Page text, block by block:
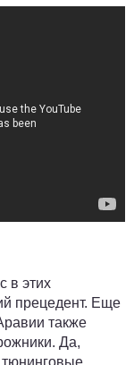
в этих
прецедент. Еще
также
Да,